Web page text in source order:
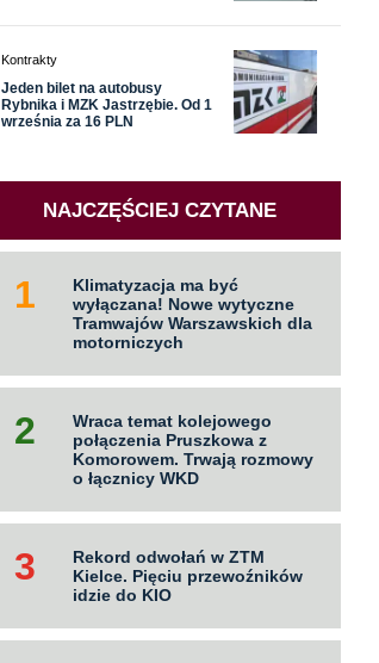
MPK Nowy Sącz podpisało
umowę z R&G Plus na ITS.
Kontrakty
Jeden bilet na autobusy
Rybnika i MZK Jastrzębie. Od 1
września za 16 PLN
NAJCZĘŚCIEJ CZYTANE
Klimatyzacja ma być
wyłączana! Nowe wytyczne
Tramwajów Warszawskich dla
motorniczych
Wraca temat kolejowego
połączenia Pruszkowa z
Komorowem. Trwają rozmowy
o łącznicy WKD
Rekord odwołań w ZTM
Kielce. Pięciu przewoźników
idzie do KIO